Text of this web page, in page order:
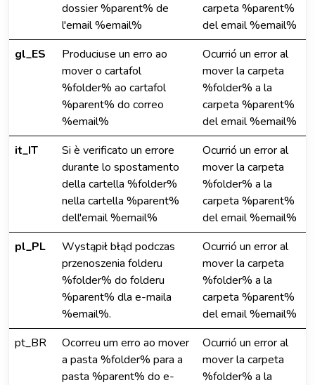
dossier %parent% de
l'email %email%
carpeta %parent%
del email %email%
gl_ES
Produciuse un erro ao
mover o cartafol
%folder% ao cartafol
%parent% do correo
%email%
Ocurrió un error al
mover la carpeta
%folder% a la
carpeta %parent%
del email %email%
it_IT
Si è verificato un errore
durante lo spostamento
della cartella %folder%
nella cartella %parent%
dell'email %email%
Ocurrió un error al
mover la carpeta
%folder% a la
carpeta %parent%
del email %email%
pl_PL
Wystąpił błąd podczas
przenoszenia folderu
%folder% do folderu
%parent% dla e-maila
%email%.
Ocurrió un error al
mover la carpeta
%folder% a la
carpeta %parent%
del email %email%
pt_BR
Ocorreu um erro ao mover
a pasta %folder% para a
pasta %parent% do e-
Ocurrió un error al
mover la carpeta
%folder% a la